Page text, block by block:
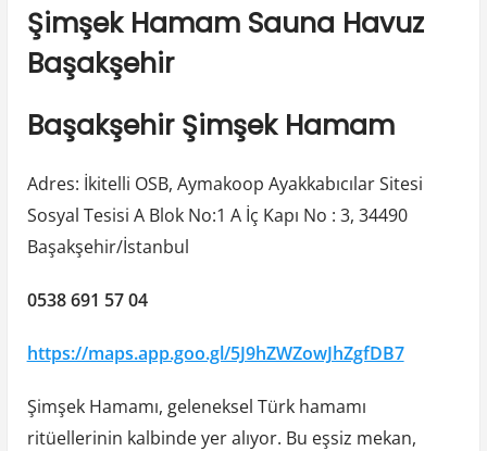
Şimşek Hamam Sauna Havuz
Başakşehir
Başakşehir Şimşek Hamam
Adres: İkitelli OSB, Aymakoop Ayakkabıcılar Sitesi
Sosyal Tesisi A Blok No:1 A İç Kapı No : 3, 34490
Başakşehir/İstanbul
0538 691 57 04
https://maps.app.goo.gl/5J9hZWZowJhZgfDB7
Şimşek Hamamı, geleneksel Türk hamamı
ritüellerinin kalbinde yer alıyor. Bu eşsiz mekan,